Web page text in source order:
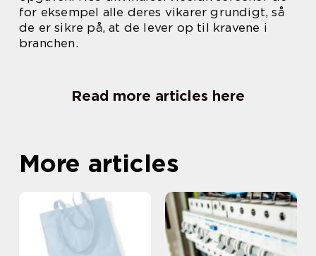
for eksempel alle deres vikarer grundigt, så
de er sikre på, at de lever op til kravene i
branchen.
Read more articles here
More articles